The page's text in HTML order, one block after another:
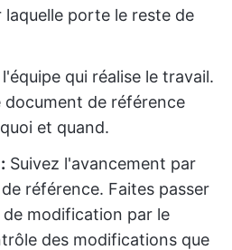
laquelle porte le reste de
qui réalise le travail.
document de référence
et quand.
Suivez l'avancement par
référence. Faites passer
modification par le
des modifications que